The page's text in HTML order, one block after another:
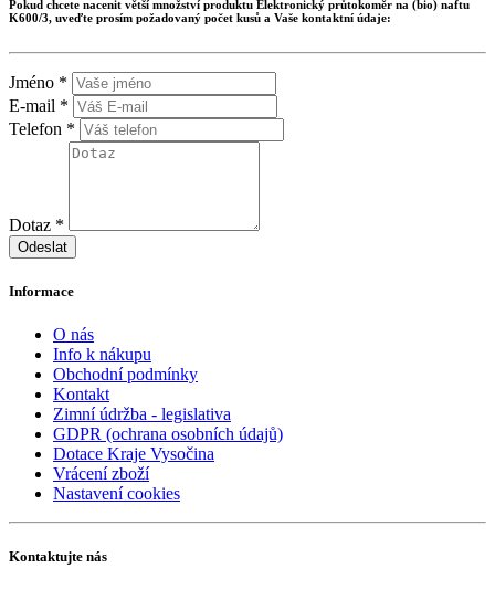
Pokud chcete nacenit větší množství produktu Elektronický průtokoměr na (bio) naftu
K600/3, uveďte prosím požadovaný počet kusů a Vaše kontaktní údaje:
Jméno *
E-mail *
Telefon *
Dotaz *
Odeslat
Informace
O nás
Info k nákupu
Obchodní podmínky
Kontakt
Zimní údržba - legislativa
GDPR (ochrana osobních údajů)
Dotace Kraje Vysočina
Vrácení zboží
Nastavení cookies
Kontaktujte nás